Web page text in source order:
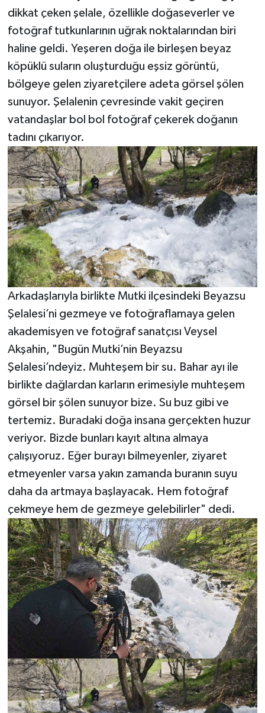
dikkat çeken şelale, özellikle doğaseverler ve
fotoğraf tutkunlarının uğrak noktalarından biri
haline geldi. Yeşeren doğa ile birleşen beyaz
köpüklü suların oluşturduğu eşsiz görüntü,
bölgeye gelen ziyaretçilere adeta görsel şölen
sunuyor. Şelalenin çevresinde vakit geçiren
vatandaşlar bol bol fotoğraf çekerek doğanın
tadını çıkarıyor.
Arkadaşlarıyla birlikte Mutki ilçesindeki Beyazsu
Şelalesi’ni gezmeye ve fotoğraflamaya gelen
akademisyen ve fotoğraf sanatçısı Veysel
Akşahin, "Bugün Mutki’nin Beyazsu
Şelalesi’ndeyiz. Muhteşem bir su. Bahar ayı ile
birlikte dağlardan karların erimesiyle muhteşem
görsel bir şölen sunuyor bize. Su buz gibi ve
tertemiz. Buradaki doğa insana gerçekten huzur
veriyor. Bizde bunları kayıt altına almaya
çalışıyoruz. Eğer burayı bilmeyenler, ziyaret
etmeyenler varsa yakın zamanda buranın suyu
daha da artmaya başlayacak. Hem fotoğraf
çekmeye hem de gezmeye gelebilirler" dedi.